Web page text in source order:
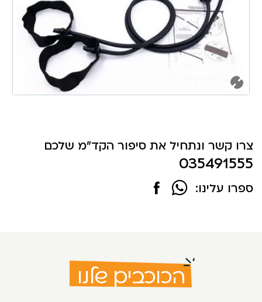
צרו קשר ונתחיל את סיפור הקד"מ שלכם
035491555
ספרו עלינו:
הכוכבים שלנו